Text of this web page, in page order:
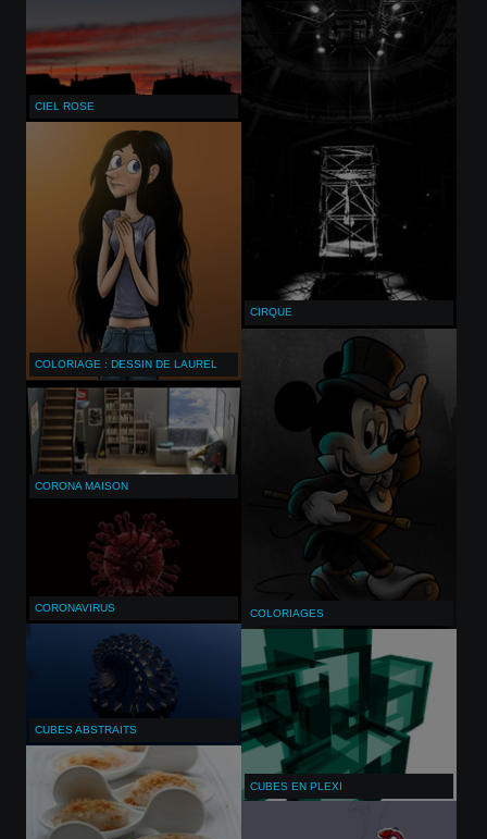
CIEL ROSE
CIRQUE
COLORIAGE : DESSIN DE LAUREL
COLORIAGES
CORONA MAISON
CORONAVIRUS
CUBES ABSTRAITS
CUBES EN PLEXI